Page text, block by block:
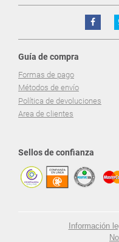
Guía de compra
Formas de pago
Métodos de envío
Política de devoluciones
Area de clientes
Sellos de confianza
Información